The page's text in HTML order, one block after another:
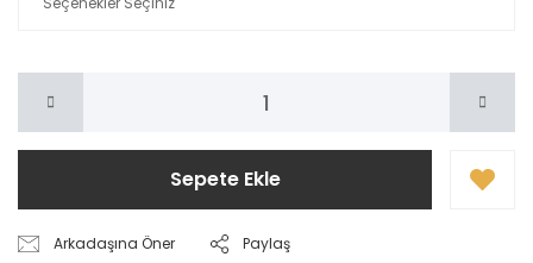
Sepete Ekle
Arkadaşına Öner Paylaş